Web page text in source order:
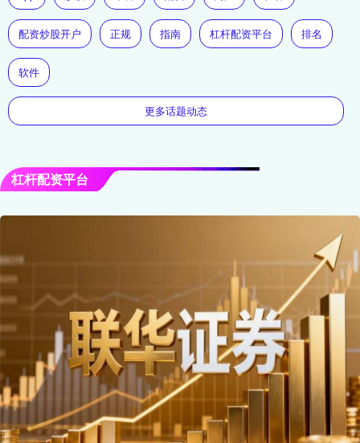
配资炒股开户 正规 指南 杠杆配资平台 排名
软件
更多话题动态
杠杆配资平台